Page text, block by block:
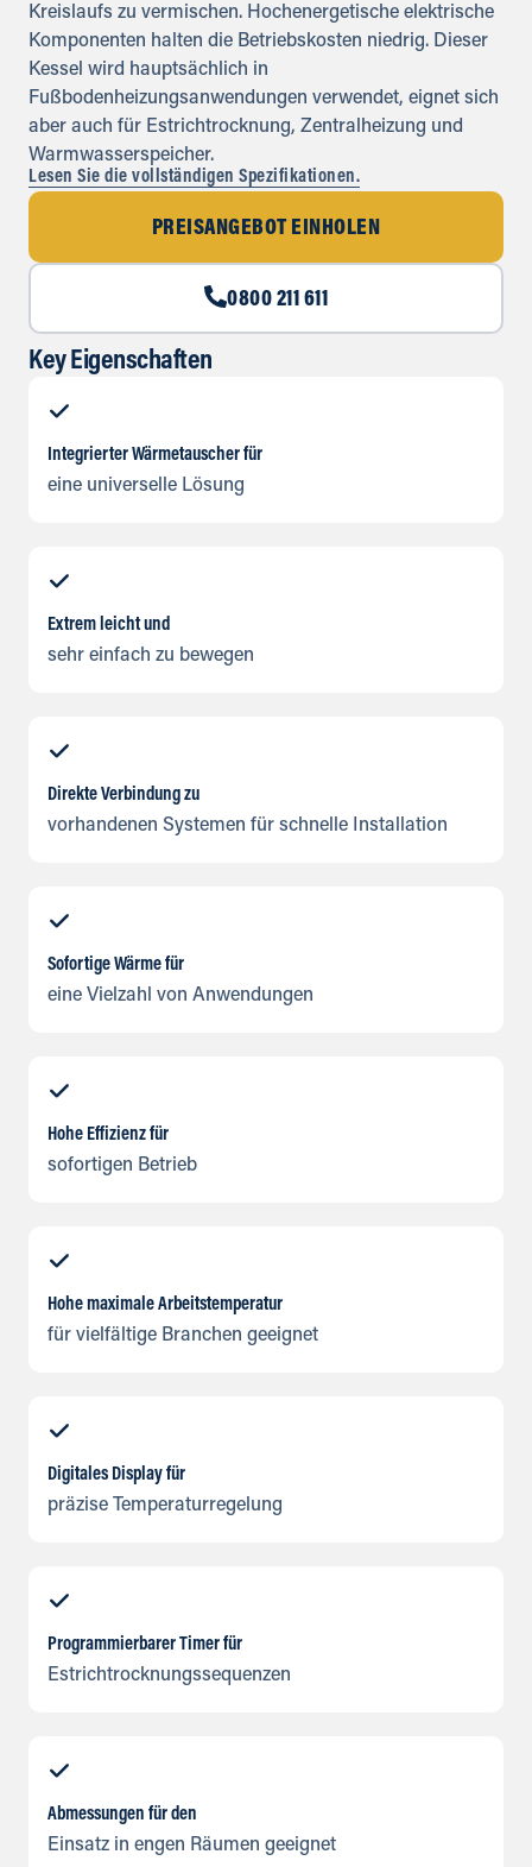
Kreislaufs zu vermischen. Hochenergetische elektrische
Komponenten halten die Betriebskosten niedrig. Dieser
Kessel wird hauptsächlich in
Fußbodenheizungsanwendungen verwendet, eignet sich
aber auch für Estrichtrocknung, Zentralheizung und
Warmwasserspeicher.
Lesen Sie die vollständigen Spezifikationen.
PREISANGEBOT EINHOLEN
0800 211 611
Key Eigenschaften
Integrierter Wärmetauscher für
eine universelle Lösung
Extrem leicht und
sehr einfach zu bewegen
Direkte Verbindung zu
vorhandenen Systemen für schnelle Installation
Sofortige Wärme für
eine Vielzahl von Anwendungen
Hohe Effizienz für
sofortigen Betrieb
Hohe maximale Arbeitstemperatur
für vielfältige Branchen geeignet
Digitales Display für
präzise Temperaturregelung
Programmierbarer Timer für
Estrichtrocknungssequenzen
Abmessungen für den
Einsatz in engen Räumen geeignet